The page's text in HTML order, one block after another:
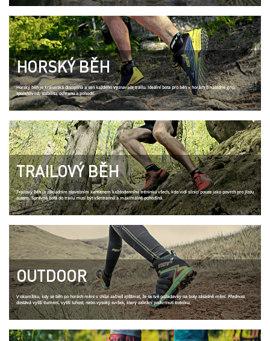
HORSKÝ BĚH
Horský běh je královská disciplína a sen každého vyznavače trailu. Ideální bota pro běh v horách ti nabídne grip,
spolehlivost, stabilitu, ochranu a pohodlí.
TRAILOVÝ BĚH
Trailový běh je základním stavebním kamenem každodenního tréninku všech, kdo vidí silnici pouze jako povrch pro jízdu
autem. Správná bota do trailu musí být všestranná a maximálně pohodlná.
OUTDOOR
V okamžiku, kdy se běh po horách mění v chůzi začneš zjišťovat, že se tvé požadavky na boty zásadně mění. Přednost
dostává vyšší tlumení, vyšší tuhost, nebo vysoký svršek, který zabrání podvrtnutí kotníku.